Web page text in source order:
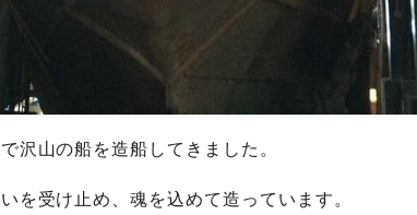
沢山の船を造船してきました。
を受け止め、魂を込めて造っています。